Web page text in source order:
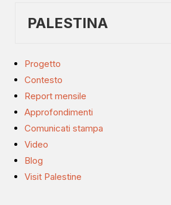
PALESTINA
Progetto
Contesto
Report mensile
Approfondimenti
Comunicati stampa
Video
Blog
Visit Palestine